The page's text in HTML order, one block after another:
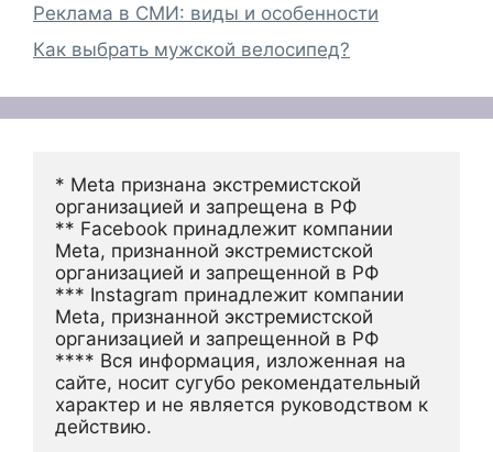
Реклама в СМИ: виды и особенности
Как выбрать мужской велосипед?
* Meta признана экстремистской
организацией и запрещена в РФ
** Facebook принадлежит компании
Meta, признанной экстремистской
организацией и запрещенной в РФ
*** Instagram принадлежит компании
Meta, признанной экстремистской
организацией и запрещенной в РФ
**** Вся информация, изложенная на
сайте, носит сугубо рекомендательный
характер и не является руководством к
действию.